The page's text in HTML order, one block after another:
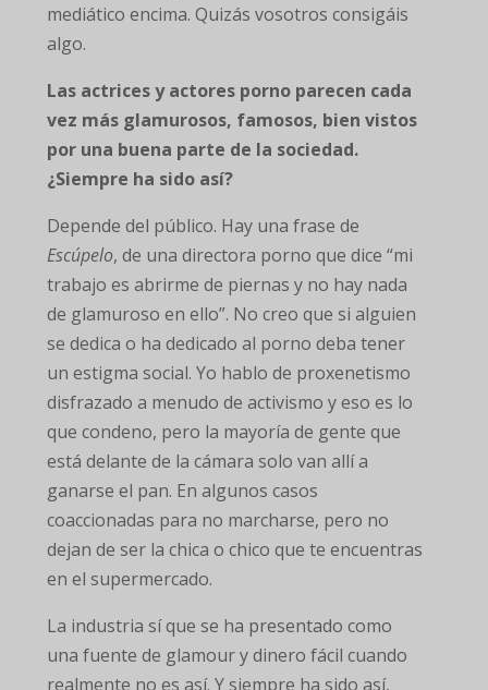
mediático encima. Quizás vosotros consigáis
algo.
Las actrices y actores porno parecen cada
vez más glamurosos, famosos, bien vistos
por una buena parte de la sociedad.
¿Siempre ha sido así?
Depende del público. Hay una frase de
Escúpelo, de una directora porno que dice “mi
trabajo es abrirme de piernas y no hay nada
de glamuroso en ello”. No creo que si alguien
se dedica o ha dedicado al porno deba tener
un estigma social. Yo hablo de proxenetismo
disfrazado a menudo de activismo y eso es lo
que condeno, pero la mayoría de gente que
está delante de la cámara solo van allí a
ganarse el pan. En algunos casos
coaccionadas para no marcharse, pero no
dejan de ser la chica o chico que te encuentras
en el supermercado.
La industria sí que se ha presentado como
una fuente de glamour y dinero fácil cuando
realmente no es así. Y siempre ha sido así,